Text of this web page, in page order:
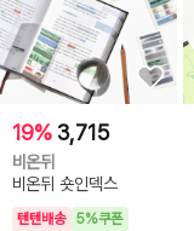
19% 3,715
비온뒤
비온뒤 숏인덱스
텐텐배송
5%쿠폰